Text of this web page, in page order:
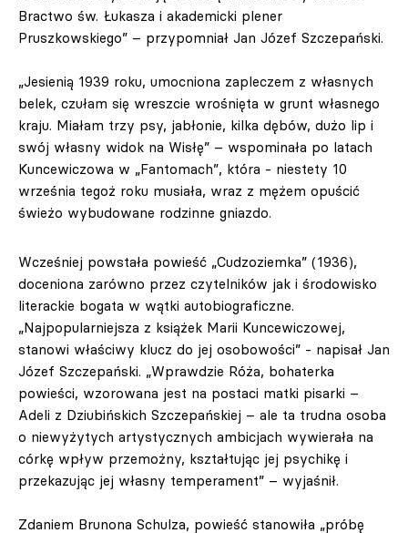
Bractwo św. Łukasza i akademicki plener
Pruszkowskiego” – przypomniał Jan Józef Szczepański.
„Jesienią 1939 roku, umocniona zapleczem z własnych
belek, czułam się wreszcie wrośnięta w grunt własnego
kraju. Miałam trzy psy, jabłonie, kilka dębów, dużo lip i
swój własny widok na Wisłę” – wspominała po latach
Kuncewiczowa w „Fantomach”, która - niestety 10
września tegoż roku musiała, wraz z mężem opuścić
świeżo wybudowane rodzinne gniazdo.
Wcześniej powstała powieść „Cudzoziemka” (1936),
doceniona zarówno przez czytelników jak i środowisko
literackie bogata w wątki autobiograficzne.
„Najpopularniejsza z książek Marii Kuncewiczowej,
stanowi właściwy klucz do jej osobowości” - napisał Jan
Józef Szczepański. „Wprawdzie Róża, bohaterka
powieści, wzorowana jest na postaci matki pisarki –
Adeli z Dziubińskich Szczepańskiej – ale ta trudna osoba
o niewyżytych artystycznych ambicjach wywierała na
córkę wpływ przemożny, kształtując jej psychikę i
przekazując jej własny temperament” – wyjaśnił.
Zdaniem Brunona Schulza, powieść stanowiła „próbę